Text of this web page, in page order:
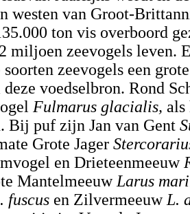
westen van Groot-
ton vis overboord
miljoen zeevogels leven.
zeevogels een
voedselbron. Rond
Fulmarus glacialis, als
Bij puf zijn Jan van Gent
Grote Jager
en Drieteenmeeuw
Mantelmeeuw Larus
fuscus en Zilvermeeuw L.